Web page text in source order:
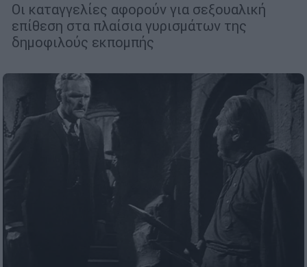
Οι καταγγελίες αφορούν για σεξουαλική
επίθεση στα πλαίσια γυρισμάτων της
δημοφιλούς εκπομπής